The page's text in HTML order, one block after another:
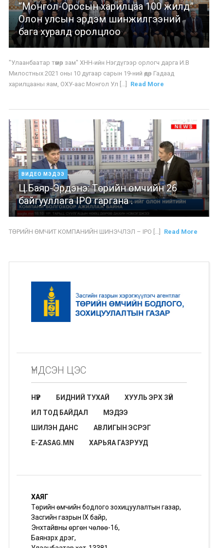
“Монгол-Оросын харилцаа 100 жилд”
Олон улсын эрдэм шинжилгээний
бага хуралд оролцлоо
"Улаанбаатар төмөр зам" ХНН-ийн Нэгдүгээр орлогч дарга И.В
Милостных 2021 оны 10 дугаар сарын 19-ний өдөр Гадаад
харилцааны яам, ОХУ-аас Монгол Ул [...]
Read More
ВИДЕО МЭДЭЭ
Ц.Баяр-Эрдэнэ: Төрийн өмчийн 26
байгууллага IPO гаргана .
ТӨРИЙН ӨМЧИТ КОМПАНИЙН ШИНЭЧЛЭЛ – IPO [...] Read More
ҮНДСЭН ЦЭС
НҮҮР БИДНИЙ ТУХАЙ
ХУУЛЬ ЭРХ ЗҮЙ
ИЛ ТОД БАЙДАЛ
МЭДЭЭ
ШИЛЭН ДАНС
АВЛИГЫН ЭСРЭГ
E-ZASAG.MN
ХАРЬЯА ГАЗРУУД
ХАЯГ
Төрийн өмчийн бодлого зохицуулалтын газар,
Засгийн газрын IX байр,
Энхтайвны өргөн чөлөө-16,
Баянзүрх дүүрэг,